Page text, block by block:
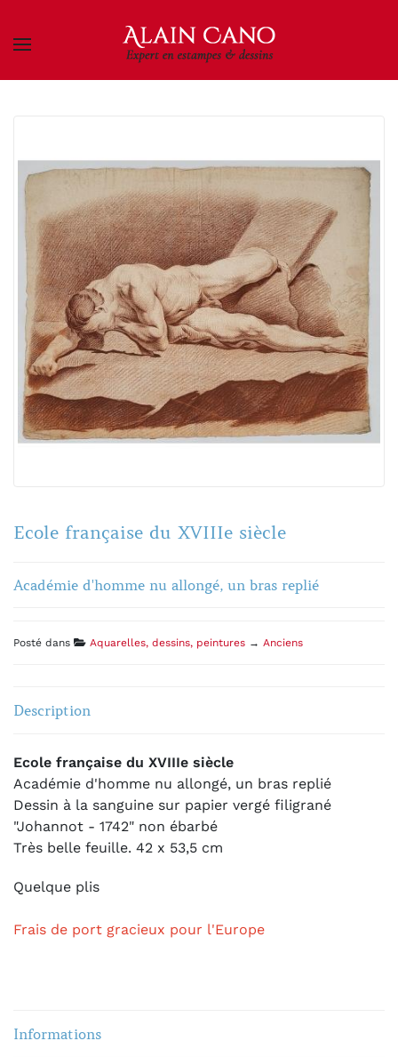
Skip to main content
Ecole française du XVIIIe siècle
Académie d'homme nu allongé, un bras replié
Posté dans Aquarelles, dessins, peintures → Anciens
Description
Ecole française du XVIIIe siècle
Académie d'homme nu allongé, un bras replié
Dessin à la sanguine sur papier vergé filigrané
"Johannot - 1742" non ébarbé
Très belle feuille. 42 x 53,5 cm
Quelque plis
Frais de port gracieux pour l'Europe
Informations